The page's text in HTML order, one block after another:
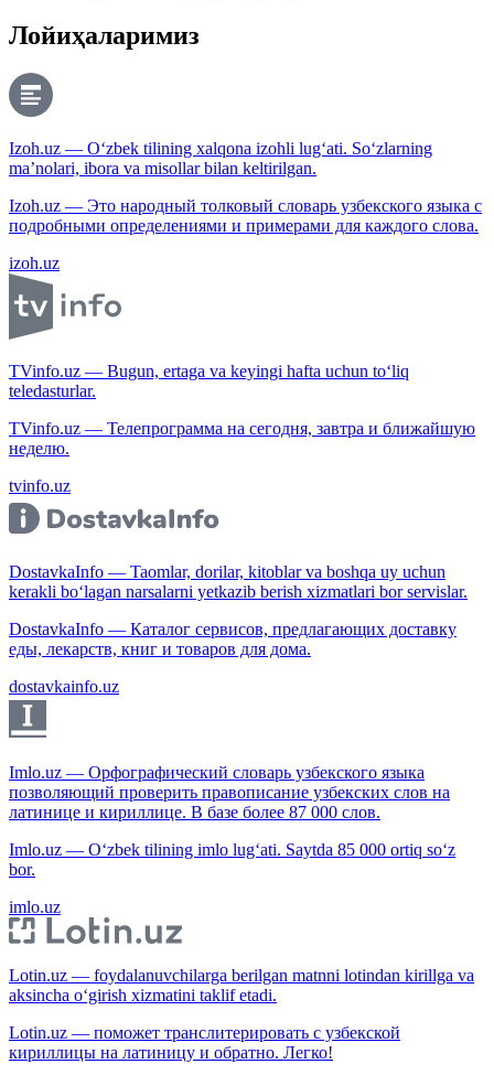
Лойиҳаларимиз
Izoh.uz — O‘zbek tilining xalqona izohli lug‘ati. So‘zlarning
ma’nolari, ibora va misollar bilan keltirilgan.
Izoh.uz — Это народный толковый словарь узбекского языка с
подробными определениями и примерами для каждого слова.
izoh.uz
TVinfo.uz — Bugun, ertaga va keyingi hafta uchun to‘liq
teledasturlar.
TVinfo.uz — Телепрограмма на сегодня, завтра и ближайшую
неделю.
tvinfo.uz
DostavkaInfo — Taomlar, dorilar, kitoblar va boshqa uy uchun
kerakli bo‘lagan narsalarni yetkazib berish xizmatlari bor servislar.
DostavkaInfo — Каталог сервисов, предлагающих доставку
еды, лекарств, книг и товаров для дома.
dostavkainfo.uz
Imlo.uz — Орфографический словарь узбекского языка
позволяющий проверить правописание узбекских слов на
латинице и кириллице. В базе более 87 000 слов.
Imlo.uz — O‘zbek tilining imlo lug‘ati. Saytda 85 000 ortiq so‘z
bor.
imlo.uz
Lotin.uz — foydalanuvchilarga berilgan matnni lotindan kirillga va
aksincha o‘girish xizmatini taklif etadi.
Lotin.uz — поможет транслитерировать с узбекской
кириллицы на латиницу и обратно. Легко!